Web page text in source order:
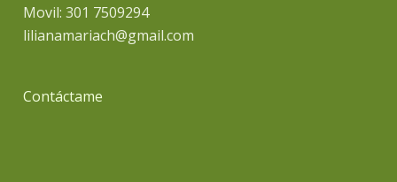
Movil: 301 7509294
lilianamariach@gmail.com
Contáctame